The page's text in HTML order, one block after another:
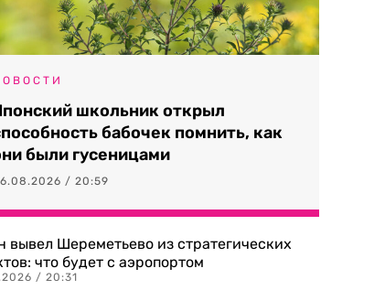
школьник открыл
бабочек помнить, как
были гусеницами
/ 20:59
вывел Шереметьево из стратегических
что будет с аэропортом
/ 20:31